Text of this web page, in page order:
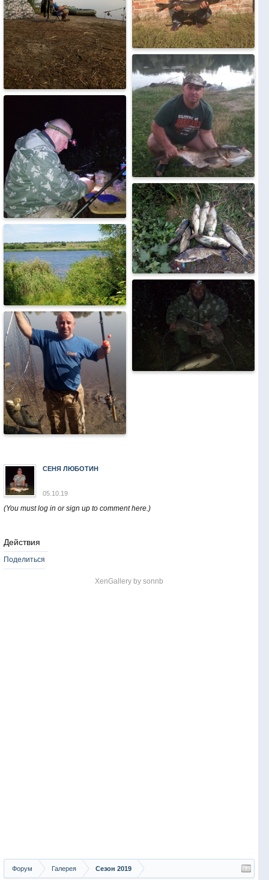
СЕНЯ ЛЮБОТИН
05.10.19
(You must log in or sign up to comment here.)
Действия
Поделиться
XenGallery bysonnb
Форум Галерея Сезон 2019